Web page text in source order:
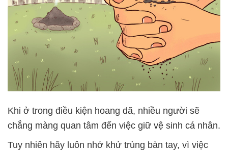
Khi ở trong điều kiện hoang dã, nhiều người sẽ
chẳng màng quan tâm đến việc giữ vệ sinh cá nhân.
Tuy nhiên hãy luôn nhớ khử trùng bàn tay, vì việc